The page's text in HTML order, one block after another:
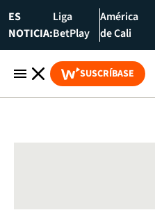
ES
NOTICIA:
Liga
BetPlay
América
de Cali
SUSCRÍBASE